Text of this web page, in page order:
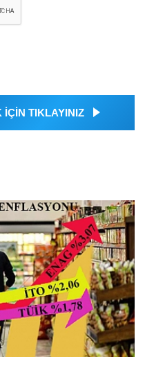
İÇİN TIKLAYINIZ